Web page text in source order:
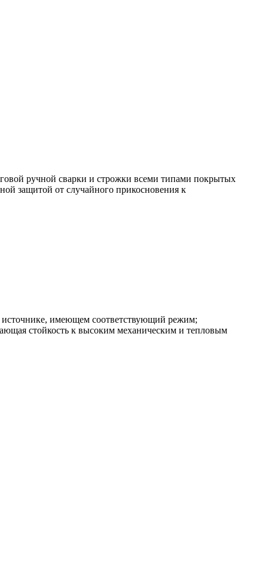
ручной сварки и строжки всеми типами покрытых
защитой от случайного прикосновения к
источнике, имеющем соответствующий режим;
стойкость к высоким механическим и тепловым